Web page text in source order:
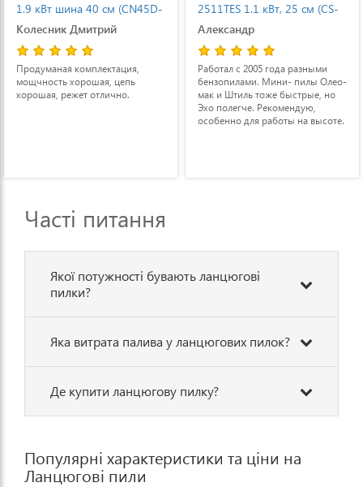
1.9 кВт шина 40 см (CN45D-
CH)
Колесник Дмитрий
Продуманая комплектация,
мощчность хорошая, цепь
хорошая, режет отлично.
2511TES 1.1 кВт, 25 см (CS-
2511TES)
Александр
Работал с 2005 года разными
бензопилами. Мини- пилы Олео-
мак и Штиль тоже быстрые, но
Эхо полегче. Рекомендую,
особенно для работы на высоте.
Часті питання
Якої потужності бувають ланцюгові
пилки?
Яка витрата палива у ланцюгових пилок?
Де купити ланцюгову пилку?
Популярні характеристики та ціни на
Ланцюгові пили